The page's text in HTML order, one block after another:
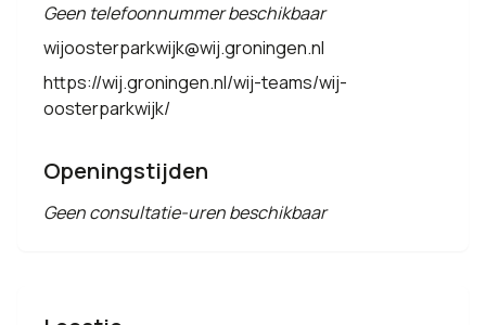
Geen telefoonnummer beschikbaar
wijoosterparkwijk@wij.groningen.nl
https://wij.groningen.nl/wij-teams/wij-
oosterparkwijk/
Openingstijden
Geen consultatie-uren beschikbaar